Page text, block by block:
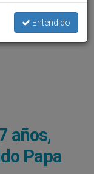
años,
Papa
Entendido